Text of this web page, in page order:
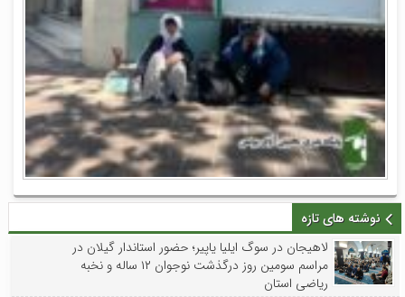
نوشته های تازه
لاهیجان در سوگ ایلیا یاپیر؛ حضور استاندار گیلان در
مراسم سومین روز درگذشت نوجوان ۱۲ ساله و نخبه
ریاضی استان